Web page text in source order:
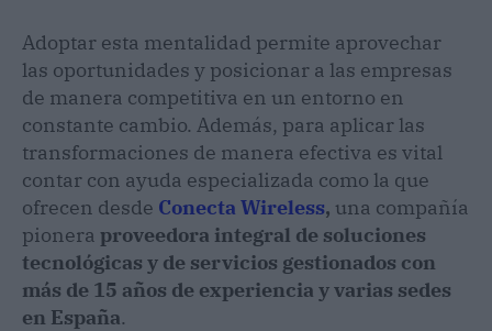
Adoptar esta mentalidad permite aprovechar
las oportunidades y posicionar a las empresas
de manera competitiva en un entorno en
constante cambio. Además, para aplicar las
transformaciones de manera efectiva es vital
contar con ayuda especializada como la que
ofrecen desde Conecta Wireless, una compañía
pionera proveedora integral de soluciones
tecnológicas y de servicios gestionados con
más de 15 años de experiencia y varias sedes
en España.